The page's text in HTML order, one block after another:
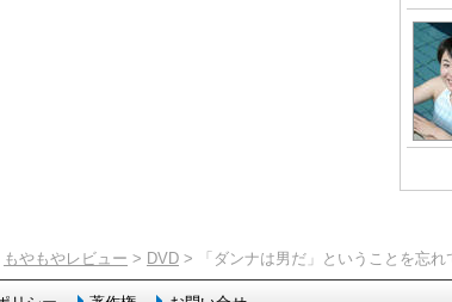
もやもやレビュー > DVD > 「ダンナは男だ」ということを忘れ